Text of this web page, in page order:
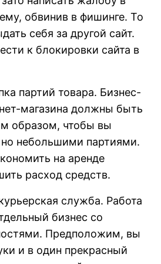
обвинив в фишинге. То
себя за другой сайт.
к блокировки сайта в
партий товара. Бизнес-
магазина должны быть
образом, чтобы вы
но небольшими партиями.
на аренде
расход средств.
служба. Работа
бизнес со
Предположим, вы
и в один прекрасный